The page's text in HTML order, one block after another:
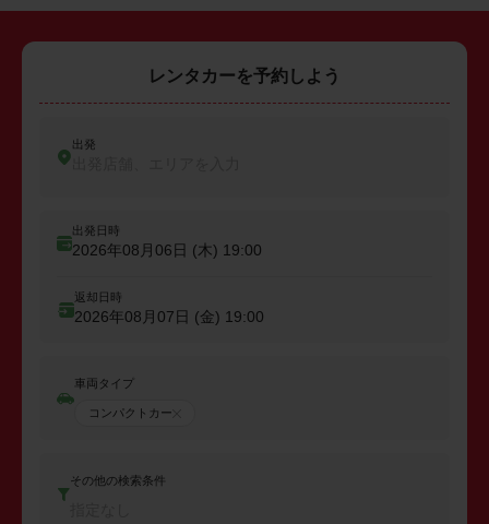
レンタカーを予約しよう
出発
出発日時
2026年08月06日 (木) 19:00
返却日時
2026年08月07日 (金) 19:00
車両タイプ
コンパクトカー
その他の検索条件